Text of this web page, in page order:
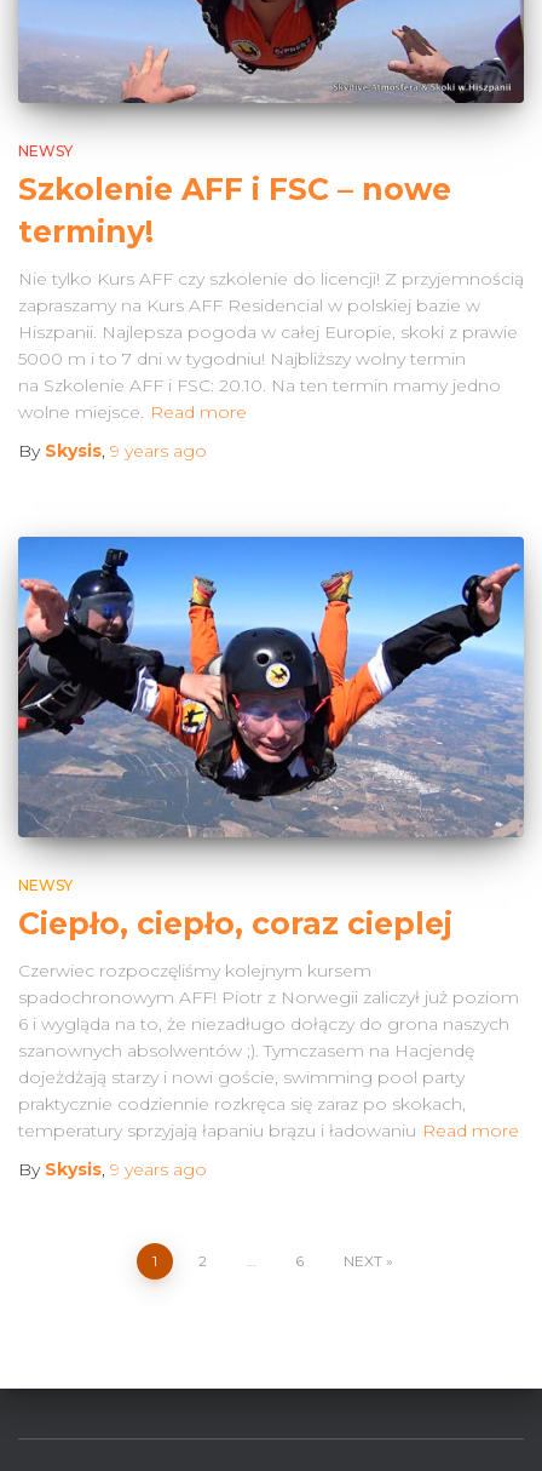
NEWSY
Szkolenie AFF i FSC – nowe
terminy!
Nie tylko Kurs AFF czy szkolenie do licencji! Z przyjemnością
zapraszamy na Kurs AFF Residencial w polskiej bazie w
Hiszpanii. Najlepsza pogoda w całej Europie, skoki z prawie
5000 m i to 7 dni w tygodniu! Najbliższy wolny termin
na Szkolenie AFF i FSC: 20.10. Na ten termin mamy jedno
wolne miejsce. Read more
By Skysis, 9 years ago
NEWSY
Ciepło, ciepło, coraz cieplej
Czerwiec rozpoczęliśmy kolejnym kursem
spadochronowym AFF! Piotr z Norwegii zaliczył już poziom
6 i wygląda na to, że niezadługo dołączy do grona naszych
szanownych absolwentów ;). Tymczasem na Hacjendę
dojeżdżają starzy i nowi goście, swimming pool party
praktycznie codziennie rozkręca się zaraz po skokach,
temperatury sprzyjają łapaniu brązu i ładowaniu Read more
By Skysis, 9 years ago
1 2 6 NEXT